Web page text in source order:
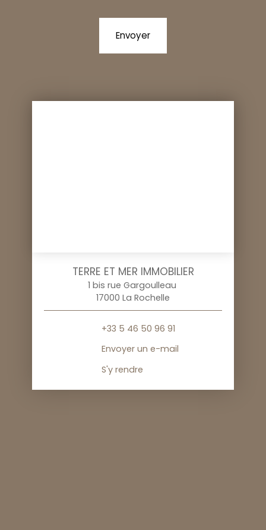
Envoyer
TERRE ET MER IMMOBILIER
1 bis rue Gargoulleau
17000 La Rochelle
+33 5 46 50 96 91
Envoyer un e-mail
S'y rendre